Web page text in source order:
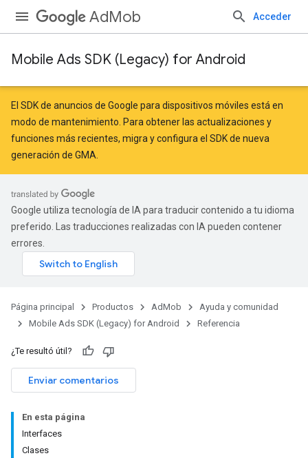
AdMob Acceder
Mobile Ads SDK (Legacy) for Android
El SDK de anuncios de Google para dispositivos móviles está en
modo de mantenimiento. Para obtener las actualizaciones y
funciones más recientes, migra yconfigura el SDK de nueva
generación de GMA
Google utiliza tecnología de IA para traducir contenido a tu idioma
preferido. Las traducciones realizadas con IA pueden contener
errores.
Página principal Productos AdMob
Ayuda y comunidad
Mobile Ads SDK (Legacy) for Android
Referencia
¿Te resultó útil?
Enviar comentarios
En esta página
Interfaces
Clases